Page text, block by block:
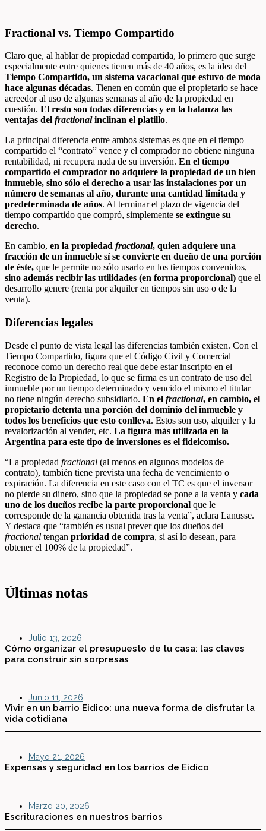
Fractional vs. Tiempo Compartido
Claro que, al hablar de propiedad compartida, lo primero que surge
especialmente entre quienes tienen más de 40 años, es la idea del
Tiempo Compartido, un sistema vacacional que estuvo de moda
hace algunas décadas. Tienen en común que el propietario se hace
acreedor al uso de algunas semanas al año de la propiedad en
cuestión. El resto son todas diferencias y en la balanza las
ventajas del fractionalinclinan el platillo.
La principal diferencia entre ambos sistemas es que en el tiempo
compartido el “contrato” vence y el comprador no obtiene ninguna
rentabilidad, ni recupera nada de su inversión. En el tiempo
compartido el comprador no adquiere la propiedad de un bien
inmueble, sino sólo el derecho a usar las instalaciones por un
número de semanas al año, durante una cantidad limitada y
predeterminada de años. Al terminar el plazo de vigencia del
tiempo compartido que compró, simplemente se extingue su
derecho.
En cambio, en la propiedad fractional, quien adquiere una
fracción de un inmueble sí se convierte en dueño de una porción
de éste, que le permite no sólo usarlo en los tiempos convenidos,
sino además recibir las utilidades (en forma proporcional) que el
desarrollo genere (renta por alquiler en tiempos sin uso o de la
venta).
Diferencias legales
Desde el punto de vista legal las diferencias también existen. Con el
Tiempo Compartido, figura que el Código Civil y Comercial
reconoce como un derecho real que debe estar inscripto en el
Registro de la Propiedad, lo que se firma es un contrato de uso del
inmueble por un tiempo determinado y vencido el mismo el titular
no tiene ningún derecho subsidiario. En el fractional, en cambio, el
propietario detenta una porción del dominio del inmueble y
todos los beneficios que esto conlleva. Estos son uso, alquiler y la
revalorización al vender, etc. La figura más utilizada en la
Argentina para este tipo de inversiones es el fideicomiso.
“La propiedad fractional (al menos en algunos modelos de
contrato), también tiene prevista una fecha de vencimiento o
expiración. La diferencia en este caso con el TC es que el inversor
no pierde su dinero, sino que la propiedad se pone a la venta y cada
uno de los dueños recibe la parte proporcional que le
corresponde de la ganancia obtenida tras la venta”, aclara Lanusse.
Y destaca que “también es usual prever que los dueños del
fractional tengan prioridad de compra, si así lo desean, para
obtener el 100% de la propiedad”.
Últimas notas
Julio 13, 2026
Cómo organizar el presupuesto de tu casa: las claves
para construir sin sorpresas
Junio 11, 2026
Vivir en un barrio Eidico: una nueva forma de disfrutar la
vida cotidiana
Mayo 21, 2026
Expensas y seguridad en los barrios de Eidico
Marzo 20, 2026
Escrituraciones en nuestros barrios